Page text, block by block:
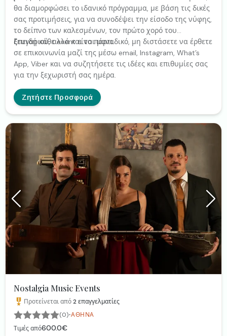
θα διαμορφώσει το ιδανικό πρόγραμμα, με βάση τις δικές
σας προτιμήσεις, για να συνοδέψει την είσοδο της νύφης,
το δείπνο των καλεσμένων, τον πρώτο χορό του
ζευγαριού, αλλά και το πάρτι.
Επειδή κάθε event είναι μοναδικό, μη διστάσετε να έρθετε
σε επικοινωνία μαζί της μέσω email, Instagram, What’s
App, Viber και να συζητήσετε τις ιδέες και επιθυμίες σας
για την ξεχωριστή σας ημέρα.
Ζητήστε Προσφορά
Nostalgia Music Events
Προτείνεται από2επαγγελματίες
(0)·ΑΘΉΝΑ
Τιμές από600.0€